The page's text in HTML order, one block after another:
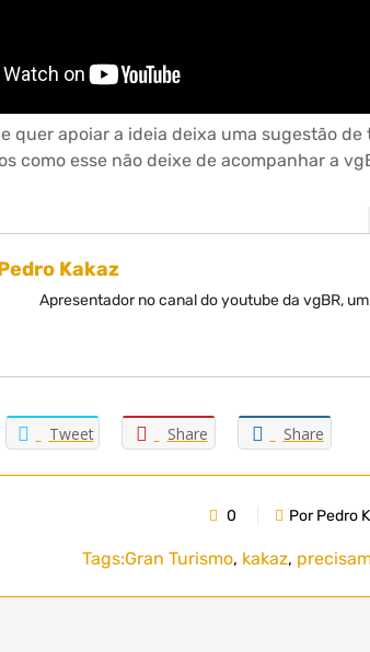
quer apoiar a ideia deixa uma sugestão
como esse não deixe de acompanhar a
Kakaz
Apresentador no canal do youtube da vgBR,
Tweet Share Share
0 Por Pedro
Tags:Gran Turismo, kakaz,